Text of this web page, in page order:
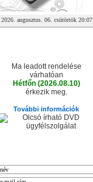
2026. augusztus. 06. csütörtök 20:07
Ma leadott rendelése
várhatóan
Hétfőn (2026.08.10)
érkezik meg.
További információk